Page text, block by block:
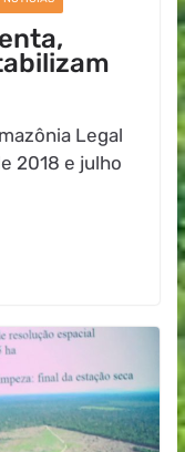
Legal
2018 e julho